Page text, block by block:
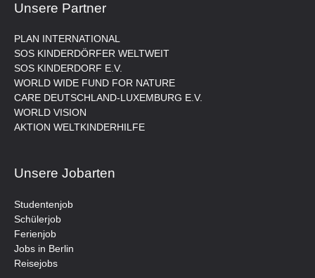
Unsere Partner
PLAN INTERNATIONAL
SOS KINDERDÖRFER WELTWEIT
SOS KINDERDORF E.V.
WORLD WIDE FUND FOR NATURE
CARE DEUTSCHLAND-LUXEMBURG E.V.
WORLD VISION
AKTION WELTKINDERHILFE
Unsere Jobarten
Studentenjob
Schülerjob
Ferienjob
Jobs in Berlin
Reisejobs